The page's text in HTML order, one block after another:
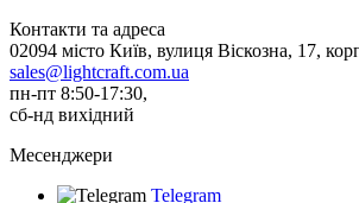
Контакти та адреса
02094 місто Київ, вулиця Віскозна, 17,
sales@lightcraft.com.ua
пн-пт 8:50-17:30,
сб-нд вихідний
Месенджери
Telegram